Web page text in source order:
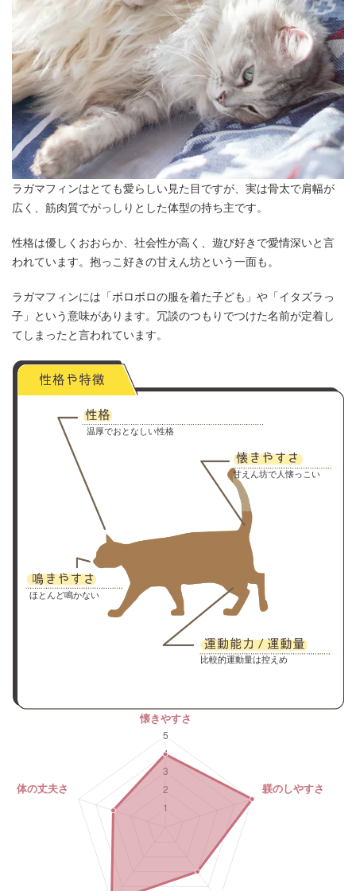
ラガマフィンはとても愛らしい見た目ですが、実は骨太で肩幅が
広く、筋肉質でがっしりとした体型の持ち主です。
性格は優しくおおらか、社会性が高く、遊び好きで愛情深いと言
われています。抱っこ好きの甘えん坊という一面も。
ラガマフィンには「ボロボロの服を着た子ども」や「イタズラっ
子」という意味があります。冗談のつもりでつけた名前が定着し
てしまったと言われています。
温厚でおとなしい性格
甘えん坊で人懐っこい
ほとんど鳴かない
比較的運動量は控えめ